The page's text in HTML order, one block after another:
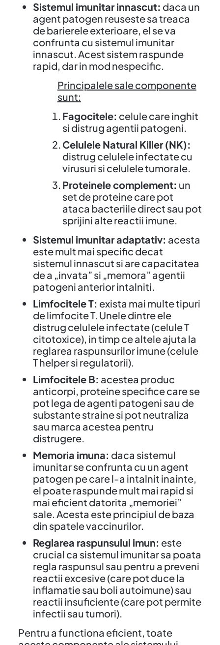
Sistemul imunitar innascut: daca un
agent patogen reuseste sa treaca
de barierele exterioare, el se va
confrunta cu sistemul imunitar
innascut. Acest sistem raspunde
rapid, dar in mod nespecific.
Principalele sale componente
sunt:
Fagocitele: celule care inghit
si distrug agentii patogeni.
Celulele Natural Killer (NK):
distrug celulele infectate cu
virusuri si celulele tumorale.
Proteinele complement: un
set de proteine care pot
ataca bacteriile direct sau pot
sprijini alte reactii imune.
Sistemul imunitar adaptativ: acesta
este mult mai specific decat
sistemul innascut si are capacitatea
de a „invata” si „memora” agentii
patogeni anterior intalniti.
Limfocitele T: exista mai multe tipuri
de limfocite T. Unele dintre ele
distrug celulele infectate (celule T
citotoxice), in timp ce altele ajuta la
reglarea raspunsurilor imune (celule
T helper si regulatorii).
Limfocitele B: acestea produc
anticorpi, proteine specifice care se
pot lega de agenti patogeni sau de
substante straine si pot neutraliza
sau marca acestea pentru
distrugere.
Memoria imuna: daca sistemul
imunitar se confrunta cu un agent
patogen pe care l-a intalnit inainte,
el poate raspunde mult mai rapid si
mai eficient datorita „memoriei”
sale. Acesta este principiul de baza
din spatele vaccinurilor.
Reglarea raspunsului imun: este
crucial ca sistemul imunitar sa poata
regla raspunsul sau pentru a preveni
reactii excesive (care pot duce la
inflamatie sau boli autoimune) sau
reactii insuficiente (care pot permite
infectii sau tumori).
Pentru a functiona eficient, toate